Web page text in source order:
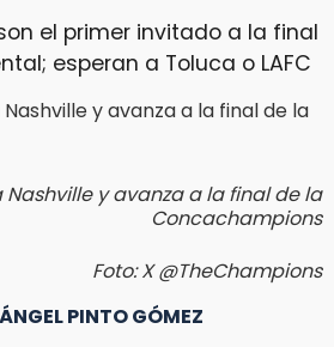
el primer invitado a la final
esperan a Toluca o LAFC
Nashville y avanza a la final de la
Concachampions
Foto: X @TheChampions
PINTO GÓMEZ